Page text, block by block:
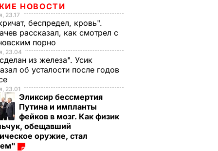
НОВОСТИ
23.17
беспредел, кровь".
рассказал, как смотрел с
порно
23.04
из железа". Усик
об усталости после годов
23.01
Эликсир бессмертия
Путина и импланты
фейков в мозг. Как физик
обещавший
оружие, стал